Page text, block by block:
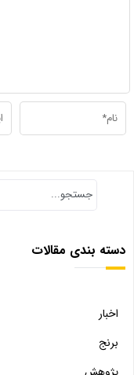
دسته بندی مقالات
اخبار
برنج